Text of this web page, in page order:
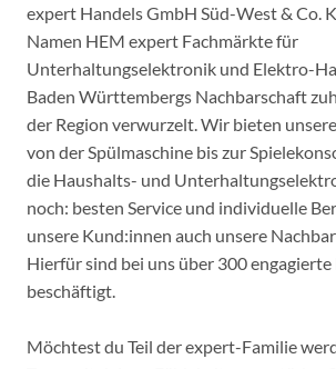
expert Handels GmbH Süd-West & Co.
Namen HEM expert Fachmärkte für
Unterhaltungselektronik und Elektro-
Baden Württembergs Nachbarschaft
der Region verwurzelt. Wir bieten
von der Spülmaschine bis zur
die Haushalts- und
noch: besten Service und individuelle
unsere Kund:innen auch unsere
Hierfür sind bei uns über 300
beschäftigt.
Möchtest du Teil der expert-Familie